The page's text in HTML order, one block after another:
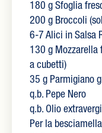
180 g Sfoglia
200 g Broccoli
6-7 Alici in Salsa
130 g Mozzarella
a cubetti)
35 g Parmigiano
q.b. Pepe Nero
q.b. Olio
Per la